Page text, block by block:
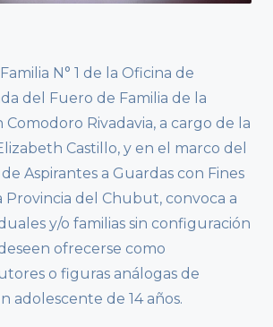
N° 1 de la Oficina de
del Fuero de Familia de la
Comodoro Rivadavia, a cargo de la
Castillo, y en el marco del
Aspirantes a Guardas con Fines
Provincia del Chubut, convoca a
y/o familias sin configuración
ofrecerse como
o figuras análogas de
adolescente de 14 años.